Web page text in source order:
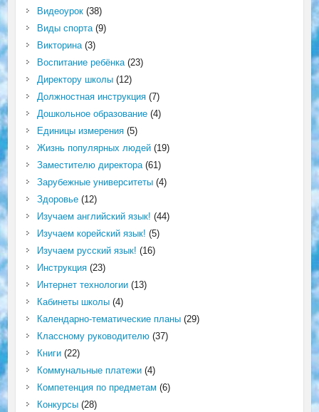
Видеоурок(38)
Виды спорта(9)
Викторина(3)
Воспитание ребёнка(23)
Директору школы(12)
Должностная инструкция(7)
Дошкольное образование(4)
Единицы измерения(5)
Жизнь популярных людей(19)
Заместителю директора(61)
Зарубежные университеты(4)
Здоровье(12)
Изучаем английский язык! (44)
Изучаем корейский язык! (5)
Изучаем русский язык! (16)
Инструкция(23)
Интернет технологии(13)
Кабинеты школы(4)
Календарно-тематические планы(29)
Классному руководителю(37)
Книги(22)
Коммунальные платежи(4)
Компетенция по предметам (6)
Конкурсы(28)